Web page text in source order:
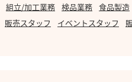
組立/加工業務 検品業務 食品製造
販売スタッフ イベントスタッフ